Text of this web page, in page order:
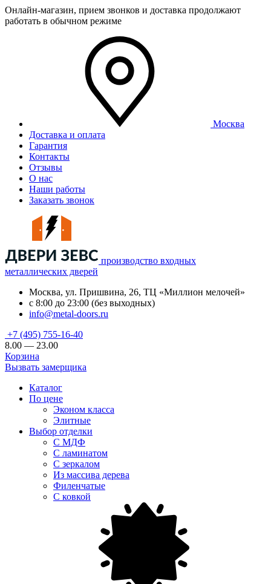
Онлайн-магазин, прием звонков и доставка продолжают
работать в обычном режиме
Москва
Доставка и оплата
Гарантия
Контакты
Отзывы
О нас
Наши работы
Заказать звонок
производство входных
металлических дверей
Москва, ул. Пришвина, 26, ТЦ «Миллион мелочей»
с 8:00 до 23:00 (без выходных)
info@metal-doors.ru
+7 (495) 755-16-40
8.00 — 23.00
Корзина
Вызвать замерщика
Каталог
По цене
Эконом класса
Элитные
Выбор отделки
С МДФ
С ламинатом
С зеркалом
Из массива дерева
Филенчатые
С ковкой